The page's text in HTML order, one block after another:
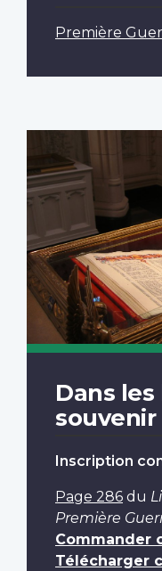
Première
Dans
souvenir
Inscription
Page 286 du
Première
Commander
Télécharger